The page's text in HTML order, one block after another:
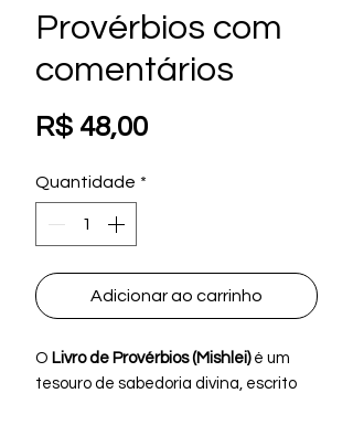
Provérbios com
comentários
R$ 48,00Preço
Quantidade *
Adicionar ao carrinho
O Livro de Provérbios (Mishlei)é um
tesouro de sabedoria divina, escrito